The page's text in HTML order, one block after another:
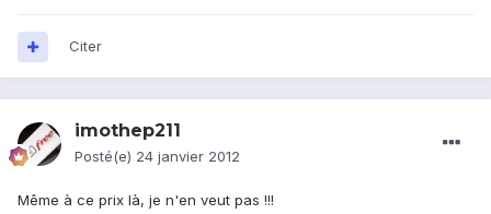
Citer
imothep211
Posté(e) 24 janvier 2012
Même à ce prix là, je n'en veut pas !!!